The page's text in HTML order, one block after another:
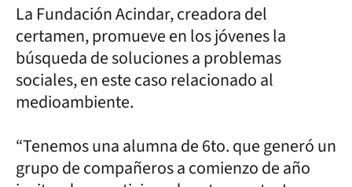
La Fundación Acindar, creadora del
certamen, promueve en los jóvenes la
búsqueda de soluciones a problemas
sociales, en este caso relacionado al
medioambiente.
“Tenemos una alumna de 6to. que generó un
grupo de compañeros a comienzo de año